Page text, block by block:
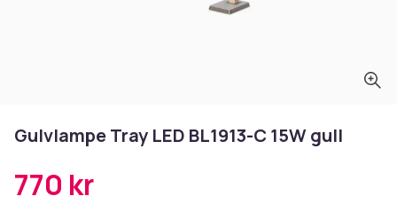
Gulvlampe Tray LED BL1913-C 15W gull
770 kr